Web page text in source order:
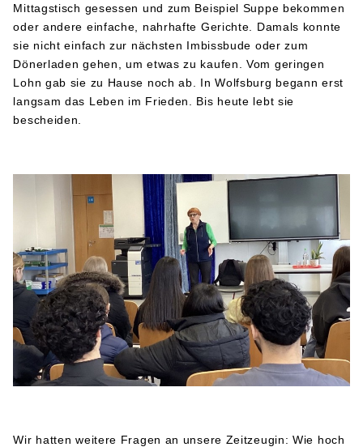
Mittagstisch gesessen und zum Beispiel Suppe bekommen
oder andere einfache, nahrhafte Gerichte. Damals konnte
sie nicht einfach zur nächsten Imbissbude oder zum
Dönerladen gehen, um etwas zu kaufen. Vom geringen
Lohn gab sie zu Hause noch ab. In Wolfsburg begann erst
langsam das Leben im Frieden. Bis heute lebt sie
bescheiden.
Wir hatten weitere Fragen an unsere Zeitzeugin: Wie hoch